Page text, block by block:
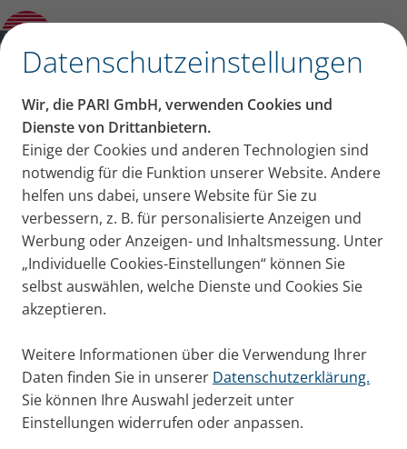
Datenschutzeinstellungen
Wir, die PARI GmbH, verwenden Cookies und
Dienste von Drittanbietern.
Einige der Cookies und anderen Technologien sind
notwendig für die Funktion unserer Website. Andere
helfen uns dabei, unsere Website für Sie zu
verbessern, z. B. für personalisierte Anzeigen und
Werbung oder Anzeigen- und Inhaltsmessung. Unter
„Individuelle Cookies-Einstellungen“ können Sie
selbst auswählen, welche Dienste und Cookies Sie
akzeptieren.
Weitere Informationen über die Verwendung Ihrer
Daten finden Sie in unserer Datenschutzerklärung.
Sie können Ihre Auswahl jederzeit unter
Einstellungen widerrufen oder anpassen.
Produktberater